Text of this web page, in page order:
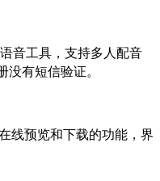
音工具，支持多人配音
有短信验证。
线预览和下载的功能，界